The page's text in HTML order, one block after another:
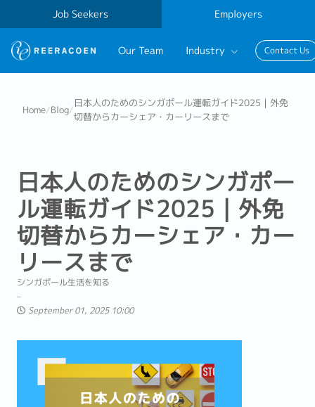
Job Seekers Employers
Our Team Industry
Banking & Finance
Contact Us
Home/Blog/
日本人のためのシンガポール運転ガイド2025｜外免
切替からカーシェア・カーリースまで
日本人のためのシンガポー
ル運転ガイド2025｜外免
切替からカーシェア・カー
リースまで
シンガポール生活を知る
September 01, 2025 10:00